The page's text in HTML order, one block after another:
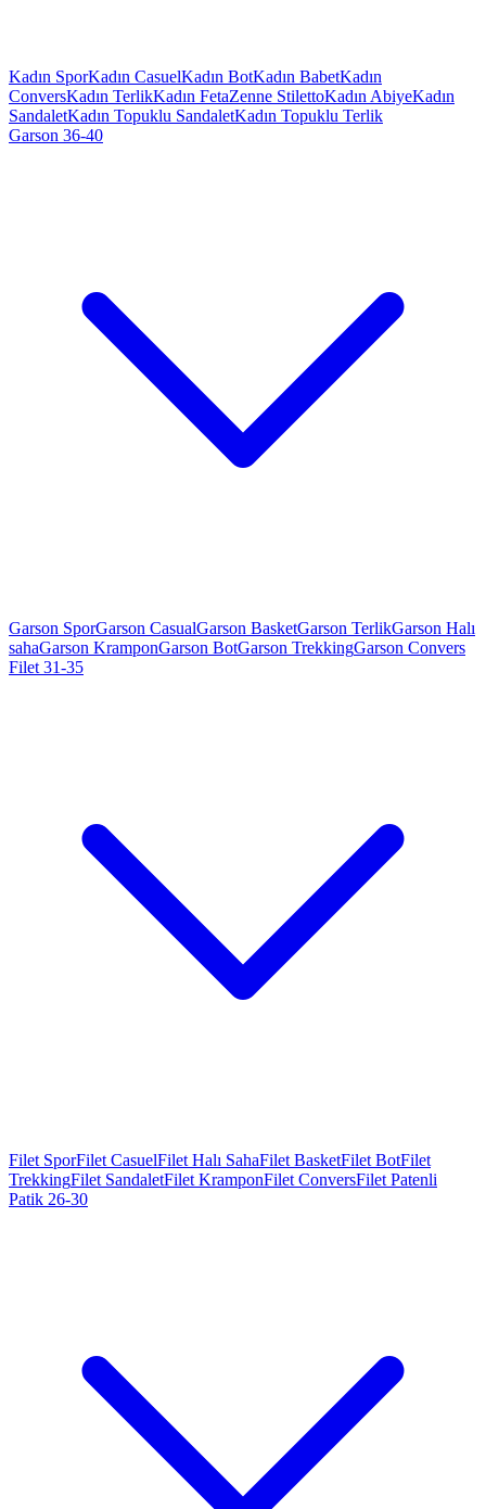
Kadın SporKadın CasuelKadın BotKadın BabetKadın
ConversKadın TerlikKadın FetaZenne StilettoKadın AbiyeKadın
SandaletKadın Topuklu SandaletKadın Topuklu Terlik
Garson 36-40
Garson SporGarson CasualGarson BasketGarson TerlikGarson Halı
sahaGarson KramponGarson BotGarson TrekkingGarson Convers
Filet 31-35
Filet SporFilet CasuelFilet Halı SahaFilet BasketFilet BotFilet
TrekkingFilet SandaletFilet KramponFilet ConversFilet Patenli
Patik 26-30